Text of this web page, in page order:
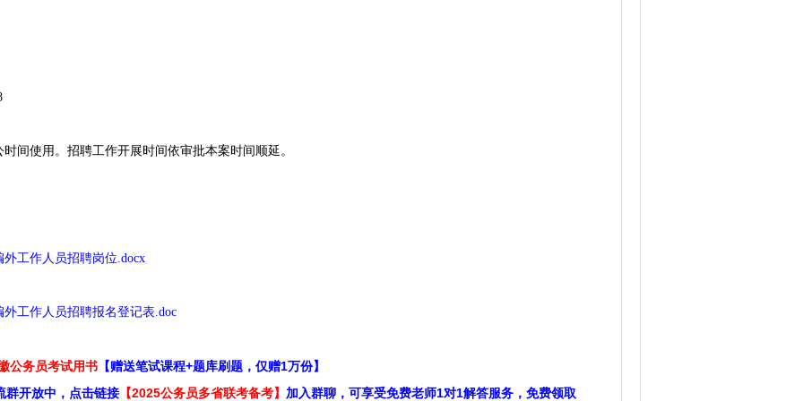
使用。招聘工作开展时间依审批本案时间顺延。
工作人员招聘岗位.docx
工作人员招聘报名登记表.doc
公务员考试用书 【赠送笔试课程+题库刷题，仅赠1万份】
群开放中，点击链接 【2025公务员多省联考备考】 加入群聊，可享受免费老师1对1解答服务，免费领取